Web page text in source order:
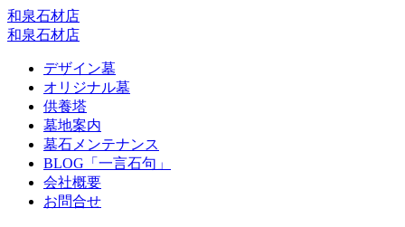
和泉石材店
和泉石材店
デザイン墓
オリジナル墓
供養塔
墓地案内
墓石メンテナンス
BLOG「一言石句」
会社概要
お問合せ